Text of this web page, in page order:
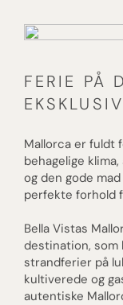
FERIE PÅ
Mallorca er fuldt
behagelige
og den gode
perfekte forhold
Bella Vistas
destination, som
strandferier på
kultiverede og
autentiske